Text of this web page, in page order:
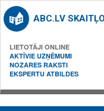
ABC.LV
LIETOTĀJI ONLINE
AKTĪVIE UZŅĒMUMI
NOZARES RAKSTI
EKSPERTU ATBILDES